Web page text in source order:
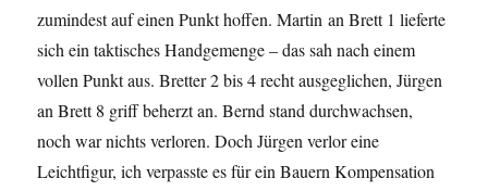
zumindest auf einen Punkt hoffen. Martin an Brett 1 lieferte
sich ein taktisches Handgemenge – das sah nach einem
vollen Punkt aus. Bretter 2 bis 4 recht ausgeglichen, Jürgen
an Brett 8 griff beherzt an. Bernd stand durchwachsen,
noch war nichts verloren. Doch Jürgen verlor eine
Leichtfigur, ich verpasste es für ein Bauern Kompensation